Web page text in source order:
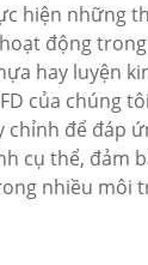
hiện những
hoạt động
hay luyện
của chúng
chỉnh để đáp
cụ thể, đảm
nhiều môi